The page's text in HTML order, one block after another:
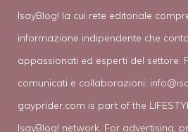
IsayBlog! la cui rete editoriale
informazione indipendente che
appassionati ed esperti del settore.
comunicati e collaborazioni:
gayprider.com is part of the
IsayBlog! network. For advertising,